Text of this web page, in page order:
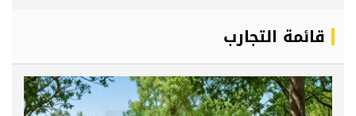
قائمة التجارب